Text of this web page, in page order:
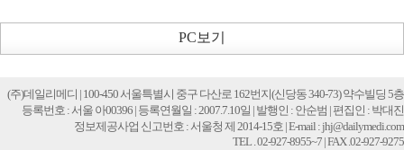
PC보기
(주)데일리메디 | 100-450 서울특별시 중구 다산로 162번지(신당동 340-73) 약수빌딩 5층
등록번호 : 서울 아00396 | 등록연월일 : 2007.7.10일 | 발행인 : 안순범 | 편집인 : 박대진
정보제공사업 신고번호 : 서울청 제 2014-15호 | E-mail : jhj@dailymedi.com
TEL . 02-927-8955~7 | FAX .02-927-9275